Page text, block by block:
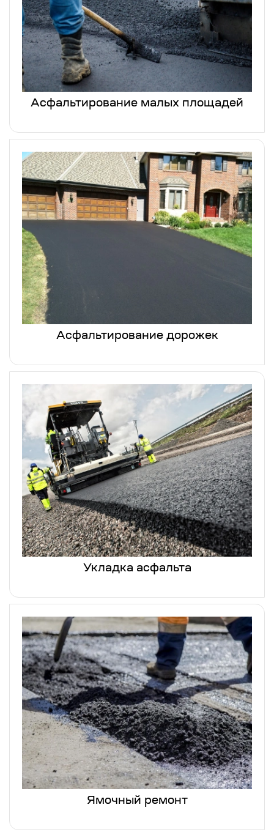
Асфальтирование малых площадей
Асфальтирование дорожек
Укладка асфальта
Ямочный ремонт